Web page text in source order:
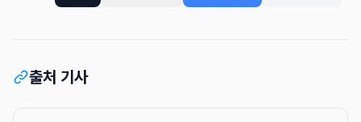
출처 기사